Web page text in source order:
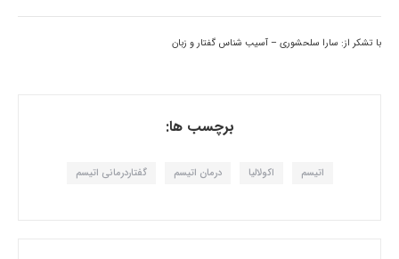
با تشکر از: سارا سلحشوری – آسیب شناس گفتار و زبان
برچسب ها:
اتیسم اکولالیا درمان اتیسم گفتاردرمانی اتیسم